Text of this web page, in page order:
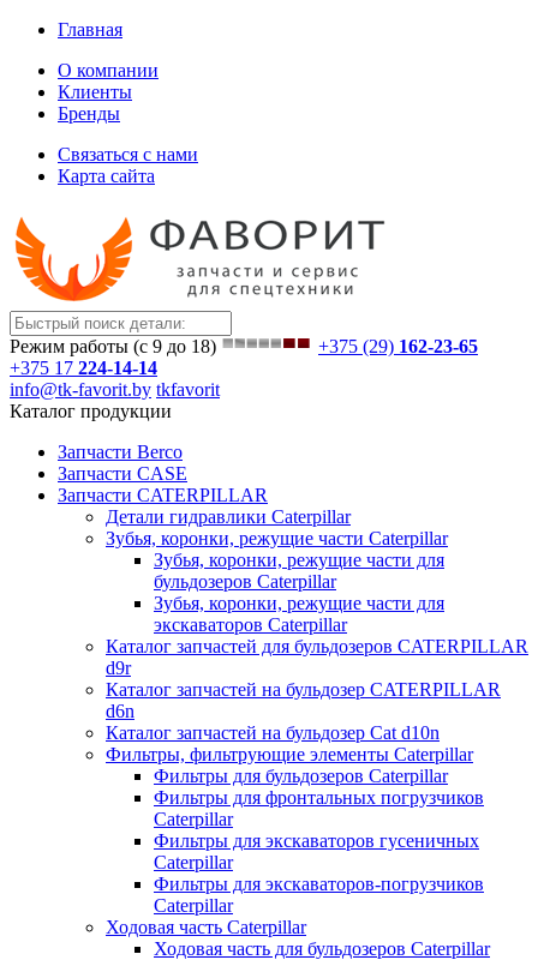
Главная
О компании
Клиенты
Бренды
Связаться с нами
Карта сайта
Режим работы (с 9 до 18) +375 (29) 162-23-65
+375 17 224-14-14
info@tk-favorit.by tkfavorit
Каталог продукции
Запчасти Berco
Запчасти CASE
Запчасти CATERPILLAR
Детали гидравлики Caterpillar
Зубья, коронки, режущие части Caterpillar
Зубья, коронки, режущие части для
бульдозеров Caterpillar
Зубья, коронки, режущие части для
экскаваторов Caterpillar
Каталог запчастей для бульдозеров CATERPILLAR
d9r
Каталог запчастей на бульдозер CATERPILLAR
d6n
Каталог запчастей на бульдозер Сat d10n
Фильтры, фильтрующие элементы Caterpillar
Фильтры для бульдозеров Caterpillar
Фильтры для фронтальных погрузчиков
Caterpillar
Фильтры для экскаваторов гусеничных
Caterpillar
Фильтры для экскаваторов-погрузчиков
Caterpillar
Ходовая часть Caterpillar
Ходовая часть для бульдозеров Caterpillar